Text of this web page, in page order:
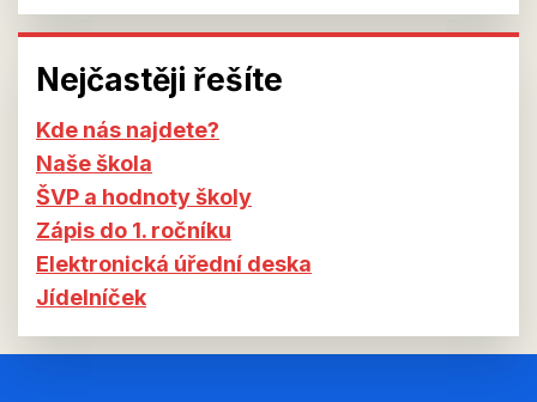
Nejčastěji řešíte
Kde nás najdete?
Naše škola
ŠVP a hodnoty školy
Zápis do 1. ročníku
Elektronická úřední deska
Jídelníček